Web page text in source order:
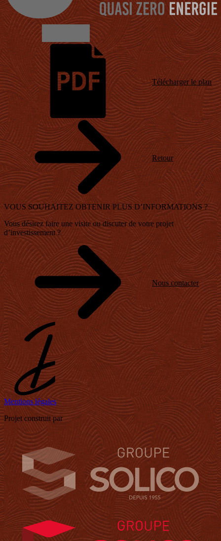
Télécharger le plan
Retour
VOUS SOUHAITEZ OBTENIR PLUS D’INFORMATIONS ?
Vous désirez faire une visite ou discuter de votre projet
d’investissement ?
Nous contacter
Mentions légales
Projet construit par